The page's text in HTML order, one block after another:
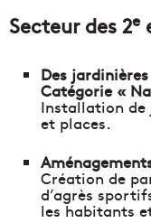
Secteur des 2e
Des
Catégorie «
Installation de
et places.
Création de
d’agrès
les habitants